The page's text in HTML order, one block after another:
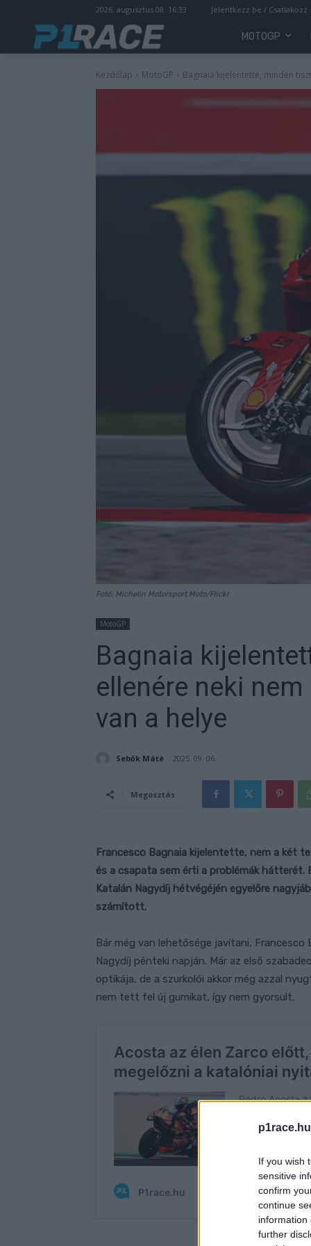
If you wish
sensitive
confirm
continue
information
further
2026. augusztus 08. 16:33 Jelentkezz be / Csatlakozz
MOTOGP
Kezdőlap MotoGP Bagnaia kijelentette, minden
Fotó: Michelin Motorsport Moto/Flickr
MotoGP
Bagnaia
ellenére neki
van a helye
Sebők Máté 2025. 09. 06.
Megosztás
Francesco Bagnaia kijelentette, nem a két
és a csapata sem érti a problémák
Katalán Nagydíj hétvégéjén egyelőre
számított.
Bár még van lehetősége javítani,
Nagydíj pénteki napján. Már az első
optikája, de a szurkolói akkor még azzal
nem tett fel új gumikat, így nem gyorsult.